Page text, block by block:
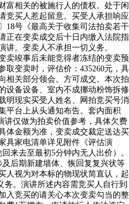
富相关的被施行人的债权。处于闲
竞买人惹起留意。买受人承担响应
18号《最高关于收集司法拍卖若干
正在变卖成交后十日内缴入法院指
讲。变卖人不承担一切义务。
卖竣事后未能竞得者冻结的变卖预
取变卖时，评估价：435260元，具
相关部分领会。方可成交。本次拍
设备设备、室内不成挪动粉饰拆修
明现实买受人姓名、网拍竞买号消
平台上从头通知布告。套内面积
讲仅做为拍卖价值参考，具体欠费
体金额为准，变卖成交裁定送达买
具家电清单详见附件《评估演
来去至最初5分钟内无人出价）。
后期新建墙体、恢回复复兴状等
人视为对本标的物现状简直认，起
务。演讲所述内容需竞买人自行到
入竞买的请关心本次变卖勾当的整